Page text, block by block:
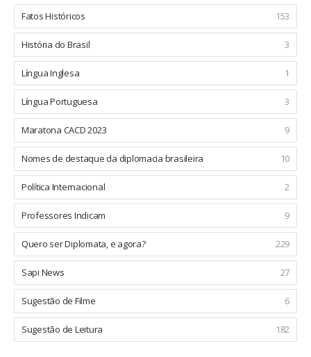
Fatos Históricos 153
História do Brasil 3
Língua Inglesa 1
Língua Portuguesa 3
Maratona CACD 2023 9
Nomes de destaque da diplomacia brasileira 10
Política Internacional 2
Professores Indicam 9
Quero ser Diplomata, e agora? 229
Sapi News 27
Sugestão de Filme 6
Sugestão de Leitura 182